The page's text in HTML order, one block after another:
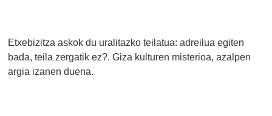
Etxebizitza askok du uralitazko teilatua: adreilua egiten
bada, teila zergatik ez?. Giza kulturen misterioa, azalpen
argia izanen duena.